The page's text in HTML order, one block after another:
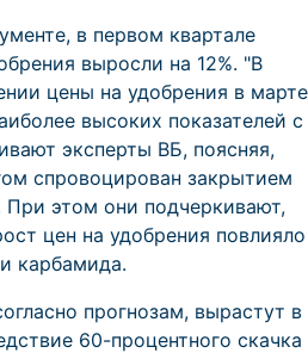
в первом квартале
выросли на 12%. "В
цены на удобрения в марте
высоких показателей с
эксперты ВБ, поясняя,
спровоцирован закрытием
При этом они подчеркивают,
цен на удобрения повлияло
карбамида.
прогнозам, вырастут в
60-процентного скачка